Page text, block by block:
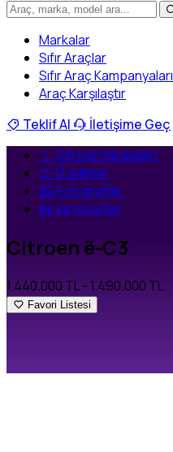
Markalar
Sıfır Araçlar
Sıfır Araç Kampanyaları
Araç Karşılaştır
Teklif Al
İletişime Geç
Citroen Modelleri
Özellikler
Fotoğraflar
Versiyonlar
Citroen ë-C3
1.440.000 TL- 1.490.000 TL
Favori Listesi